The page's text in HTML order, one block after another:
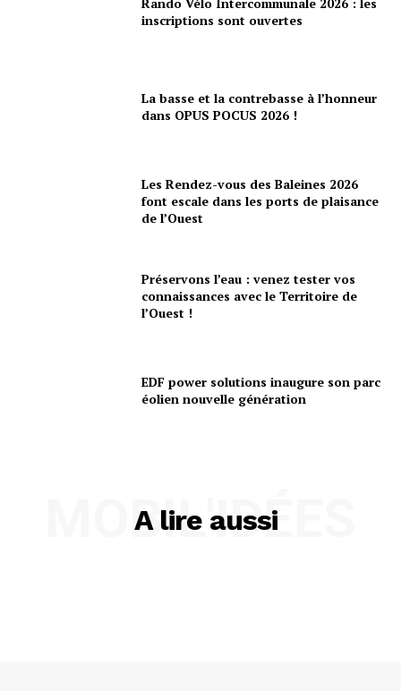
Rando Vélo Intercommunale 2026 : les
inscriptions sont ouvertes
La basse et la contrebasse à l’honneur
dans OPUS POCUS 2026 !
Les Rendez-vous des Baleines 2026
font escale dans les ports de plaisance
de l’Ouest
Préservons l’eau : venez tester vos
connaissances avec le Territoire de
l’Ouest !
EDF power solutions inaugure son parc
éolien nouvelle génération
A lire aussi
MOBIL'IDÉES